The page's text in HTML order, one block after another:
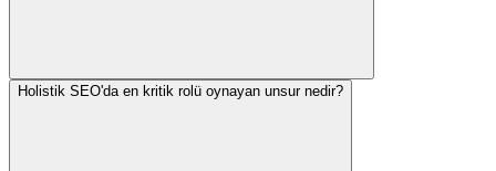
Holistik SEO'da en kritik rolü oynayan unsur nedir?